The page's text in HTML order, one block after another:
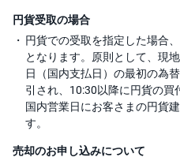
円貨受取の場合
円貨での受取を指定した場合
となります。原則として、現
日（国内支払日）の最初の為
引され、10:30以降に円貨の
国内営業日にお客さまの円貨
す。
売却のお申し込みについて